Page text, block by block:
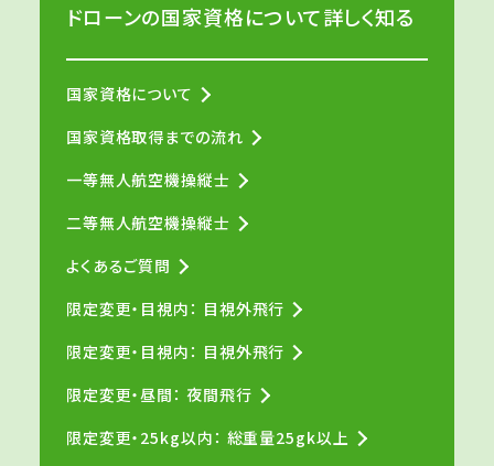
ドローンの国家資格について詳しく知る
国家資格について
国家資格取得までの流れ
一等無人航空機操縦士
二等無人航空機操縦士
よくあるご質問
限定変更・目視内： 目視外飛行
限定変更・目視内： 目視外飛行
限定変更・昼間： 夜間飛行
限定変更・25kg以内： 総重量25gk以上